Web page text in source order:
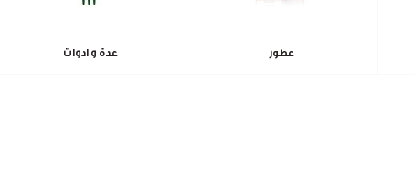
عدة و ادوات عطور